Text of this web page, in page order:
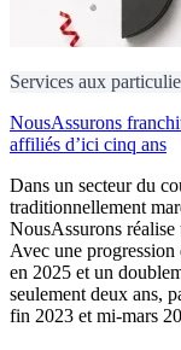
Services aux
NousAssurons
affiliés d’ici cinq ans
Dans un secteur du
traditionnellement
NousAssurons réalise
Avec une
en 2025 et un
seulement deux ans,
fin 2023 et mi-mars